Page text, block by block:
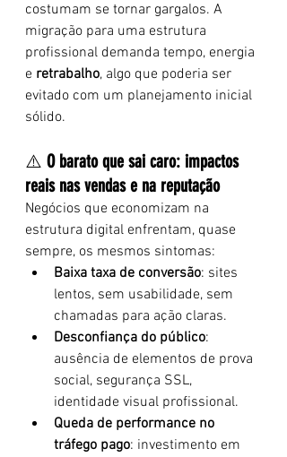
costumam se tornar gargalos. A
migração para uma estrutura
profissional demanda tempo, energia
e retrabalho, algo que poderia ser
evitado com um planejamento inicial
sólido.
⚠️ O barato que sai caro: impactos
reais nas vendas e na reputação
Negócios que economizam na
estrutura digital enfrentam, quase
sempre, os mesmos sintomas:
Baixa taxa de conversão: sites
lentos, sem usabilidade, sem
chamadas para ação claras.
Desconfiança do público:
ausência de elementos de prova
social, segurança SSL,
identidade visual profissional.
Queda de performance no
tráfego pago: investimento em